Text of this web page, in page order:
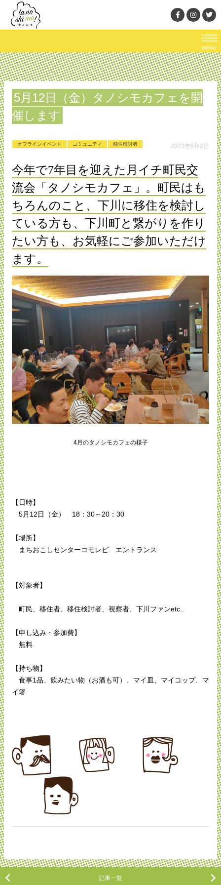
MENU
5月12日（金）タノシモカフェを開
催します
2023年5月2日
オフラインイベント コミュニティ 移住検討者
今年で7年目を迎えた月イチ町民交
流会「タノシモカフェ」。町民はも
ちろんのこと、下川に移住を検討し
ている方も、下川町と繋がりを作り
たい方も、お気軽にご参加いただけ
ます。
4月のタノシモカフェの様子
【日時】
5月12日（金） 18：30～20：30
【場所】
まちおこしセンターコモレビ エントランス
【対象者】
町民、移住者、移住検討者、視察者、下川ファンetc..
【申し込み・参加費】
無料
【持ち物】
食事1品、飲みたい物（お酒も可）、マイ皿、マイコップ、マ
イ箸
記事一覧